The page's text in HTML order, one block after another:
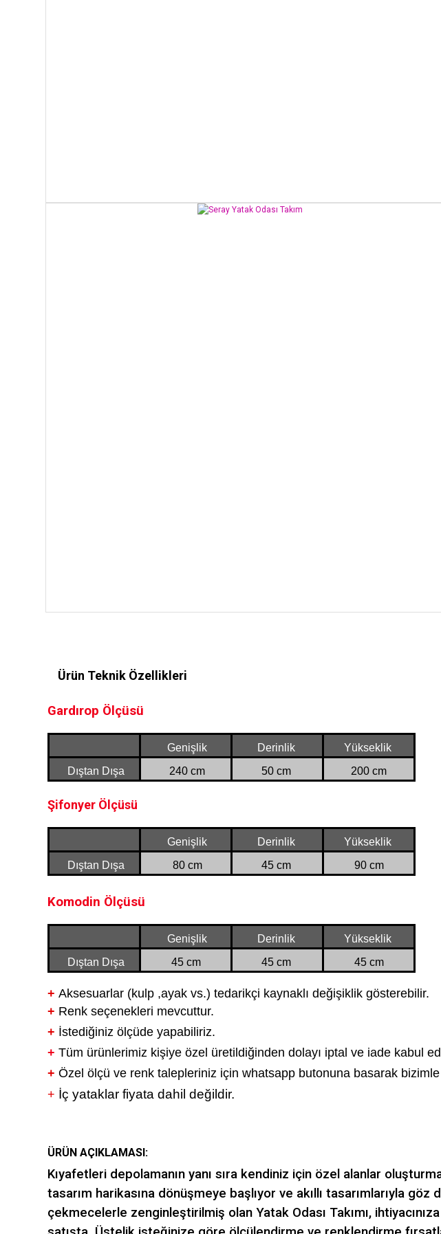
Ürün Teknik Özellikleri
Gardırop Ölçüsü
Genişlik Derinlik
Yükseklik
Dıştan Dışa
240 cm 50 cm 200 cm
Şifonyer Ölçüsü
Genişlik Derinlik
Yükseklik
Dıştan Dışa
80 cm 45 cm 90 cm
Komodin Ölçüsü
Genişlik Derinlik
Yükseklik
Dıştan Dışa
45 cm 45 cm 45 cm
+ Aksesuarlar (kulp ,ayak vs.) tedarikçi kaynaklı değişiklik gösterebilir.
+ Renk seçenekleri mevcuttur.
+ İstediğiniz ölçüde yapabiliriz.
+ Tüm ürünlerimiz kişiye özel üretildiğinden dolayı iptal ve iade kabul
+ Özel ölçü ve renk talepleriniz için whatsapp butonuna basarak
+ İç yataklar fiyata dahil değildir.
ÜRÜN AÇIKLAMASI:
Kıyafetleri depolamanın yanı sıra kendiniz için özel alanlar
tasarım harikasına dönüşmeye başlıyor ve akıllı tasarımlarıyla
çekmecelerle zenginleştirilmiş olan Yatak Odası Takımı,